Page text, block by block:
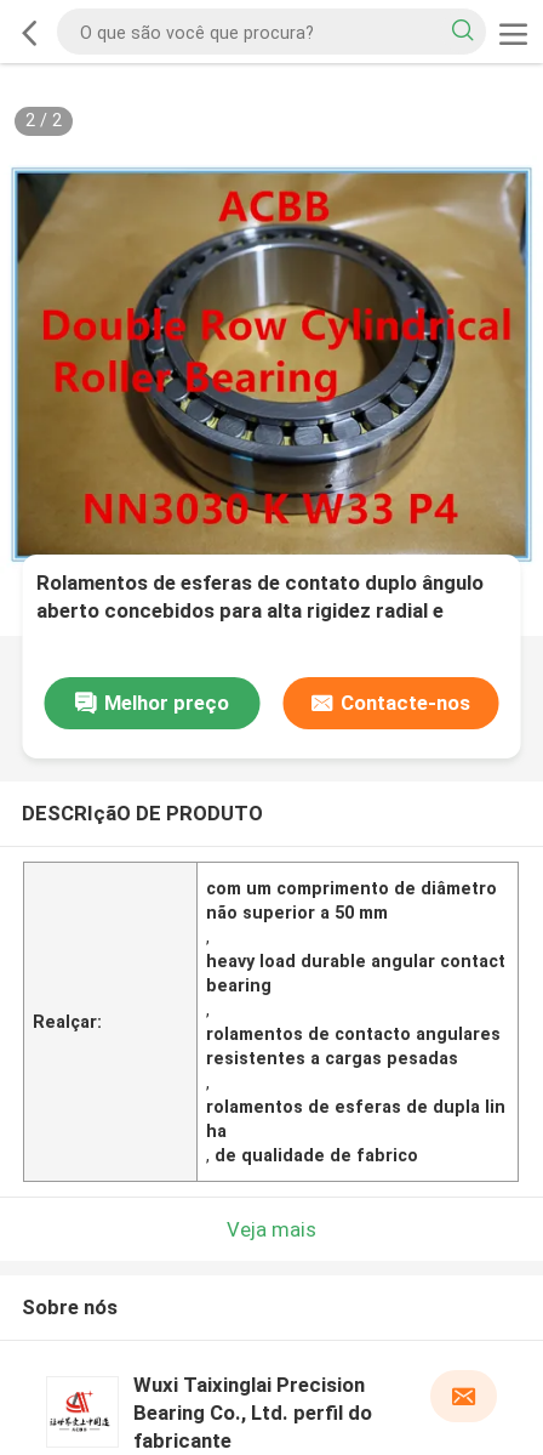
2/ 2
Rolamentos de esferas de contato duplo ângulo
aberto concebidos para alta rigidez radial e
Melhor preço Contacte-nos
DESCRIçãO DE PRODUTO
Realçar:
com um comprimento de diâmetro
não superior a 50 mm
,
heavy load durable angular contact
bearing
,
rolamentos de contacto angulares
resistentes a cargas pesadas
,
rolamentos de esferas de dupla lin
ha
, de qualidade de fabrico
Veja mais
Sobre nós
Wuxi Taixinglai Precision
Bearing Co., Ltd. perfil do
fabricante